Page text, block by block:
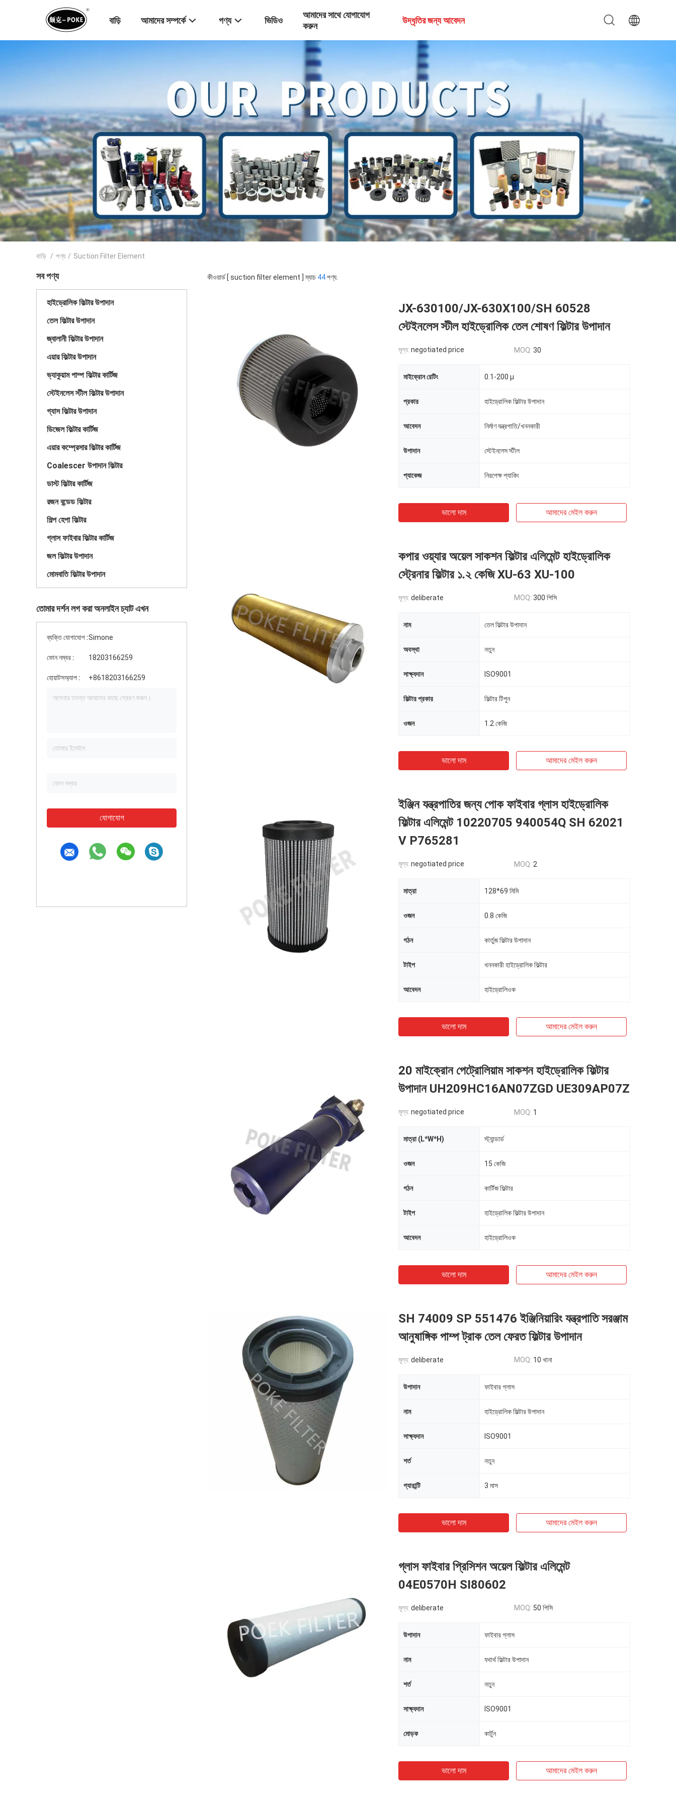
বাড়ি আমাদের সম্পর্কে পণ্য ভিডিও
আমাদের সাথে যোগাযোগ
করুন
উদ্ধৃতির জন্য আবেদন
বাড়ি / পণ্য / Suction Filter Element
সব পণ্য
হাইড্রোলিক ফিল্টার উপাদান
তেল ফিল্টার উপাদান
জ্বালানী ফিল্টার উপাদান
এয়ার ফিল্টার উপাদান
ভ্যাকুয়াম পাম্প ফিল্টার কার্টিজ
স্টেইনলেস স্টীল ফিল্টার উপাদান
গ্যাস ফিল্টার উপাদান
ডিজেল ফিল্টার কার্টিজ
এয়ার কম্প্রেসার ফিল্টার কার্টিজ
Coalescer উপাদান ফিল্টার
ডাস্ট ফিল্টার কার্টিজ
রজন বন্ডেড ফিল্টার
শিল্প হেপা ফিল্টার
গ্লাস ফাইবার ফিল্টার কার্টিজ
জল ফিল্টার উপাদান
মোমবাতি ফিল্টার উপাদান
তোমার দর্শন লগ করা অনলাইন চ্যাট এখন
ব্যক্তি যোগাযোগ :Simone
ফোন নম্বর : 18203166259
হোয়াটসঅ্যাপ : +8618203166259
যোগাযোগ
কীওয়ার্ড [ suction filter element ] ম্যাচ 44পণ্য.
JX-630100/JX-630X100/SH 60528
স্টেইনলেস স্টীল হাইড্রোলিক তেল শোষণ ফিল্টার উপাদান
মূল্য: negotiated price MOQ: 30
মাইক্রোন রেটিং 0.1-200 µ
প্রকার হাইড্রোলিক ফিল্টার উপাদান
আবেদন নির্মাণ যন্ত্রপাতি/খননকারী
উপাদান স্টেইনলেস স্টীল
প্যাকেজ নিরপেক্ষ প্যাকিং
ভালো দাম আমাদের মেইল ​​করুন
কপার ওয়্যার অয়েল সাকশন ফিল্টার এলিমেন্ট হাইড্রোলিক
স্ট্রেনার ফিল্টার ১.২ কেজি XU-63 XU-100
মূল্য: deliberate MOQ: 300 পিসি
নাম তেল ফিল্টার উপাদান
অবস্থা নতুন
সাক্ষ্যদান ISO9001
ফিল্টার প্রকার ফিল্টার টিপুন
ওজন 1.2 কেজি
ভালো দাম আমাদের মেইল ​​করুন
ইঞ্জিন যন্ত্রপাতির জন্য পোক ফাইবার গ্লাস হাইড্রোলিক
ফিল্টার এলিমেন্ট 10220705 940054Q SH 62021
V P765281
মূল্য: negotiated price MOQ: 2
মাত্রা 128*69 মিমি
ওজন 0.8 কেজি
গঠন কার্তুজ ফিল্টার উপাদান
টাইপ খননকারী হাইড্রোলিক ফিল্টার
আবেদন হাইড্রোলিওক
ভালো দাম আমাদের মেইল ​​করুন
20 মাইক্রোন পেট্রোলিয়াম সাকশন হাইড্রোলিক ফিল্টার
উপাদান UH209HC16AN07ZGD UE309AP07Z
মূল্য: negotiated price MOQ: 1
মাত্রা (L*W*H) স্ট্যান্ডার্ড
ওজন 15 কেজি
গঠন কার্টিজ ফিল্টার
টাইপ হাইড্রোলিক ফিল্টার উপাদান
আবেদন হাইড্রোলিওক
ভালো দাম আমাদের মেইল ​​করুন
SH 74009 SP 551476 ইঞ্জিনিয়ারিং যন্ত্রপাতি সরঞ্জাম
আনুষাঙ্গিক পাম্প ট্রাক তেল ফেরত ফিল্টার উপাদান
মূল্য: deliberate MOQ: 10 খানা
উপাদান ফাইবার গ্লাস
নাম হাইড্রোলিক ফিল্টার উপাদান
সাক্ষ্যদান ISO9001
শর্ত নতুন
গ্যারান্টি 3 মাস
ভালো দাম আমাদের মেইল ​​করুন
গ্লাস ফাইবার প্রিসিশন অয়েল ফিল্টার এলিমেন্ট
04E0570H SI80602
মূল্য: deliberate MOQ: 50 পিসি
উপাদান ফাইবার গ্লাস
নাম যথার্থ ফিল্টার উপাদান
শর্ত নতুন
সাক্ষ্যদান ISO9001
মোড়ক কার্টুন
ভালো দাম আমাদের মেইল ​​করুন